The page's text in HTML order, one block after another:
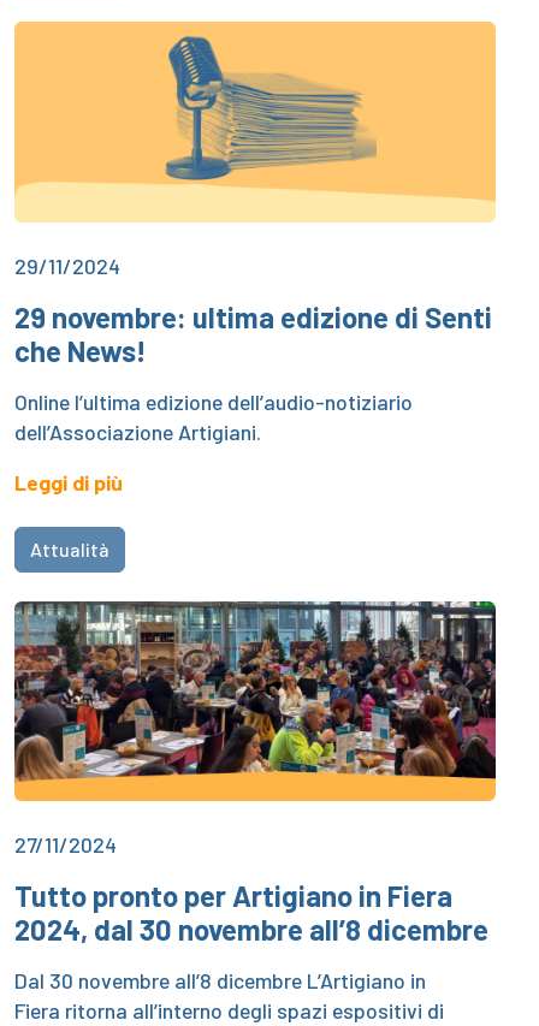
29/11/2024
29 novembre: ultima edizione di Senti
che News!
Online l’ultima edizione dell’audio-notiziario
dell’Associazione Artigiani.
Leggi di più
Attualità
27/11/2024
Tutto pronto per Artigiano in Fiera
2024, dal 30 novembre all’8 dicembre
Dal 30 novembre all’8 dicembre L’Artigiano in
Fiera ritorna all’interno degli spazi espositivi di